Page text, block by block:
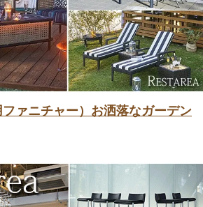
ァニチャー）お洒落なガーデン